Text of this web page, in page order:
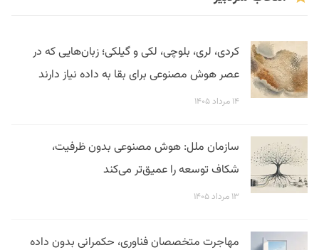
کردی، لری، بلوچی، لکی و گیلکی؛ زبان‌هایی که در
عصر هوش مصنوعی برای بقا به داده نیاز دارند
۱۴ مرداد ۱۴۰۵
سازمان ملل: هوش مصنوعی بدون ظرفیت،
شکاف توسعه را عمیق‌تر می‌کند
۱۳ مرداد ۱۴۰۵
مهاجرت متخصصان فناوری، حکمرانی بدون داده